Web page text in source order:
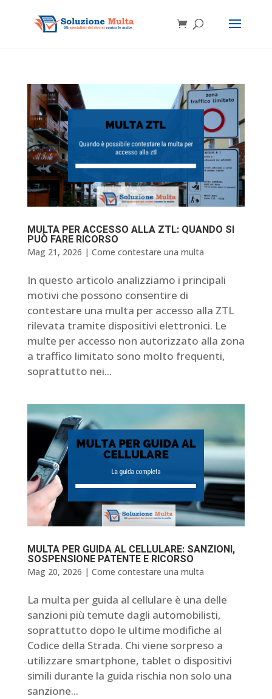
MULTA PER ACCESSO ALLA ZTL: QUANDO SI
PUÒ FARE RICORSO
Mag 21, 2026 | Come contestare una multa
In questo articolo analizziamo i principali
motivi che possono consentire di
contestare una multa per accesso alla ZTL
rilevata tramite dispositivi elettronici. Le
multe per accesso non autorizzato alla zona
a traffico limitato sono molto frequenti,
soprattutto nei...
MULTA PER GUIDA AL CELLULARE: SANZIONI,
SOSPENSIONE PATENTE E RICORSO
Mag 20, 2026 | Come contestare una multa
La multa per guida al cellulare è una delle
sanzioni più temute dagli automobilisti,
soprattutto dopo le ultime modifiche al
Codice della Strada. Chi viene sorpreso a
utilizzare smartphone, tablet o dispositivi
simili durante la guida rischia non solo una
sanzione...